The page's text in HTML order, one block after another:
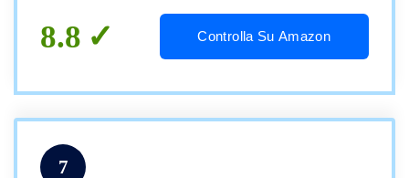
8.8 Controlla Su Amazon
7